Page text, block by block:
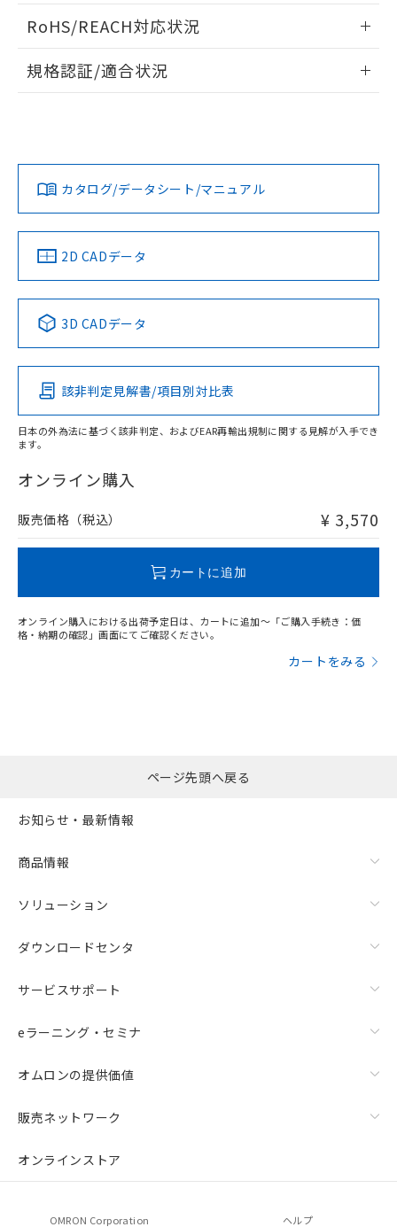
ドすることができます。
ログイン/会員登録
ダウンロードデータをご利用いただく前に、以下を必ずお読
みください。
ソフトウェアの使用条件
RoHS/REACH対応状況
EU RoHS 注意事項・凡例
対応済み
中国 RoHS 注意事項・凡例
Pb Hg Cd Cr(VI)
O
在庫等で未対応品が混在する可能性があります。
問い合わせください。
規格認証/適合状況
カタログ/データシート/マニュアル
2D CADデータ
3D CADデータ
該非判定見解書/項目別対比表
日本の外為法に基づく該非判定、およびEAR再輸出規制に関する見解が入手でき
ます。
オンライン購入
販売価格（税込） ¥ 3,570
カートに追加
オンライン購入における出荷予定日は、カートに追加～「ご購入手続き：価
格・納期の確認」画面にてご確認ください。
カートをみる
ページ先頭へ戻る
お知らせ・最新情報
商品情報
ソリューション
ダウンロードセンタ
サービスサポート
eラーニング・セミナ
オムロンの提供価値
販売ネットワーク
オンラインストア
OMRON Corporation ヘルプ